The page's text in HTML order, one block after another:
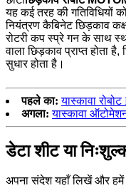
यह कई तरह की गतिविधियों
नियंत्रण कैबिनेट छिड़काव
रोटरी कप स्प्रे गन के साथ
वाला छिड़काव प्राप्त होता
सुधार होता है।
पहले का: यास्कावा
अगला: यास्कावा
डेटा शीट या
अपना संदेश यहाँ लिखें और